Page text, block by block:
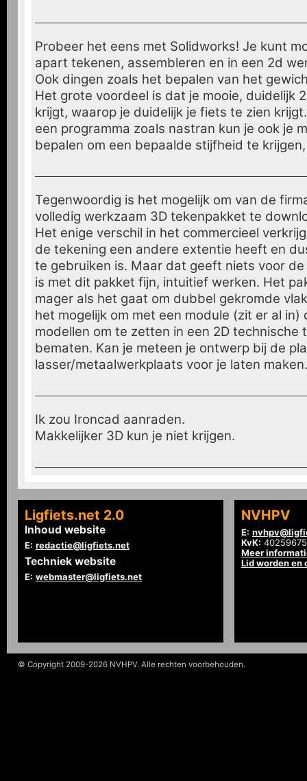
Probeer het eens met Solidworks! Je kunt
apart tekenen, assembleren en in een 2d
Ook dingen zoals het bepalen van het
Het grote voordeel is dat je mooie, duidelijk
krijgt, waarop je duidelijk je fiets te zien
een programma zoals nastran kun je ook je
bepalen om een bepaalde stijfheid te
Tegenwoordig is het mogelijk om van de
volledig werkzaam 3D tekenpakket te
Het enige verschil in het commercieel
de tekening een andere extentie heeft en
te gebruiken is. Maar dat geeft niets voor
is met dit pakket fijn, intuitief werken. Het
mager als het gaat om dubbel gekromde
het mogelijk om met een module (zit er al in)
modellen om te zetten in een 2D technische
bematen. Kan je meteen je ontwerp bij de
lasser/metaalwerkplaats voor je laten
Ik zou Ironcad aanraden.
Makkelijker 3D kun je niet krijgen.
Ligfiets.net 2.0
Inhoud website
E: redactie@ligfiets.net
Techniek website
E: webmaster@ligfiets.net
NVHPV
E:
KvK: 40259675
Meer
Lid worden en
© Copyright 2009-2026 NVHPV. Alle rechten voorbehouden.